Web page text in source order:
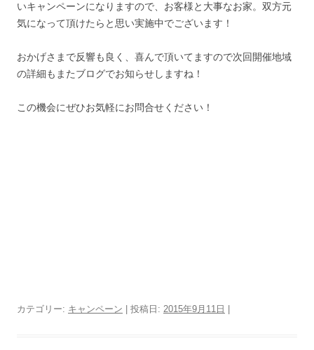
いキャンペーンになりますので、お客様と大事なお家。双方元
気になって頂けたらと思い実施中でございます！
おかげさまで反響も良く、喜んで頂いてますので次回開催地域
の詳細もまたブログでお知らせしますね！
この機会にぜひお気軽にお問合せください！
カテゴリー: キャンペーン | 投稿日: 2015年9月11日